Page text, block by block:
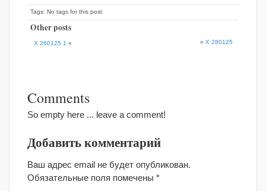
Tags: No tags for this post
Other posts
X 260125 1 « » X 280125
Comments
So empty here ... leave a comment!
Добавить комментарий
Ваш адрес email не будет опубликован.
Обязательные поля помечены *